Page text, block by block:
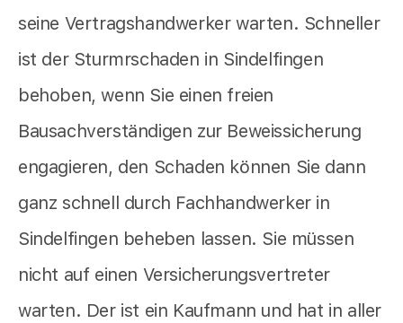
seine Vertragshandwerker warten. Schneller
ist der Sturmrschaden in Sindelfingen
behoben, wenn Sie einen freien
Bausachverständigen zur Beweissicherung
engagieren, den Schaden können Sie dann
ganz schnell durch Fachhandwerker in
Sindelfingen beheben lassen. Sie müssen
nicht auf einen Versicherungsvertreter
warten. Der ist ein Kaufmann und hat in aller